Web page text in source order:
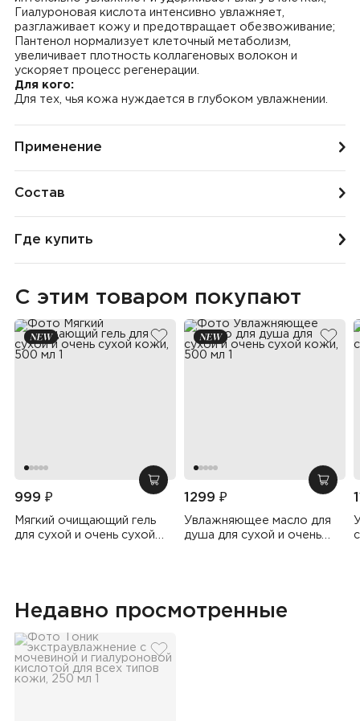
Гиалуроновая кислота интенсивно увлажняет,
разглаживает кожу и предотвращает обезвоживание;
Пантенол нормализует клеточный метаболизм,
увеличивает плотность коллагеновых волокон и
ускоряет процесс регенерации.
Для кого:
Для тех, чья кожа нуждается в глубоком увлажнении.
Применение
Состав
Где купить
С этим товаром покупают
добавить в избранное
добавить в корзину
999 ₽
Мягкий очищающий гель
для сухой и очень сухой
1299 ₽
Увлажняющее масло для
душа для сухой и очень
Недавно просмотренные
добавить в избранное